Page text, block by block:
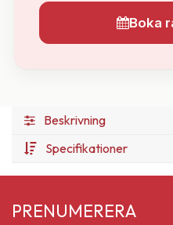
Boka
Beskrivning
Specifikationer
PRENUMERERA